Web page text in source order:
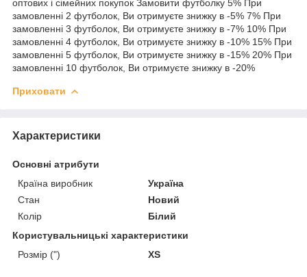
оптових і сімейних покупок Замовити футболку 5% При
замовленні 2 футболок, Ви отримуєте знижку в -5% 7% При
замовленні 3 футболок, Ви отримуєте знижку в -7% 10% При
замовленні 4 футболок, Ви отримуєте знижку в -10% 15% При
замовленні 5 футболок, Ви отримуєте знижку в -15% 20% При
замовленні 10 футболок, Ви отримуєте знижку в -20%
Приховати
Характеристики
Основні атрибути
Країна виробник
Україна
Стан
Новий
Колір
Білий
Користувальницькі характеристики
Розмір (")
XS